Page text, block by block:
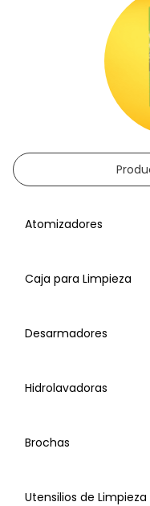
Atomizadores
Caja para Limpieza
Desarmadores
Hidrolavadoras
Brochas
Utensilios de Limpieza